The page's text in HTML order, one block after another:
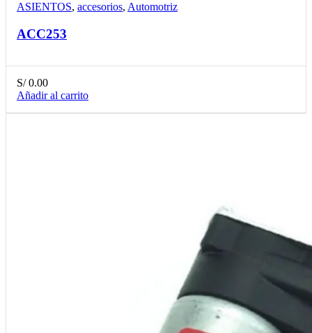
ASIENTOS, accesorios, Automotriz
ACC253
S/0.00
Añadir al carrito